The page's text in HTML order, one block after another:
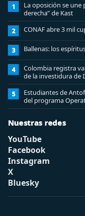
1
La oposición se
derecha” de Kast
2 CONAF abre 3 mil
3 Ballenas: los
4
Colombia registra
de la investidura de
5
Estudiantes de
del programa
Nuestras redes
YouTube
Facebook
Instagram
X
Bluesky